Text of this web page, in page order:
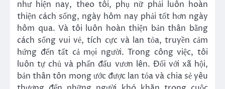
như hiện nay, theo tôi, phụ nữ phải luôn hoàn
thiện cách sống, ngày hôm nay phải tốt hơn ngày
hôm qua. Và tôi luôn hoàn thiện bản thân bằng
cách sống vui vẻ, tích cực và lan tỏa, truyền cảm
hứng đến tất cả mọi người. Trong công việc, tôi
luôn tự chủ và phấn đấu vươn lên. Đối với xã hội,
bản thân tôn mong ước được lan tỏa và chia sẻ yêu